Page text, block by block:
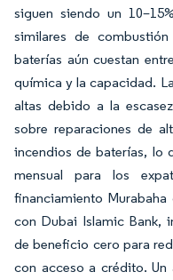
siguen siendo un
similares de
baterías aún cuestan
química y la capacidad.
altas debido a la
sobre reparaciones de
incendios de baterías, lo
mensual para los
financiamiento Murabaha
con Dubai Islamic Bank,
de beneficio cero para
con acceso a crédito.